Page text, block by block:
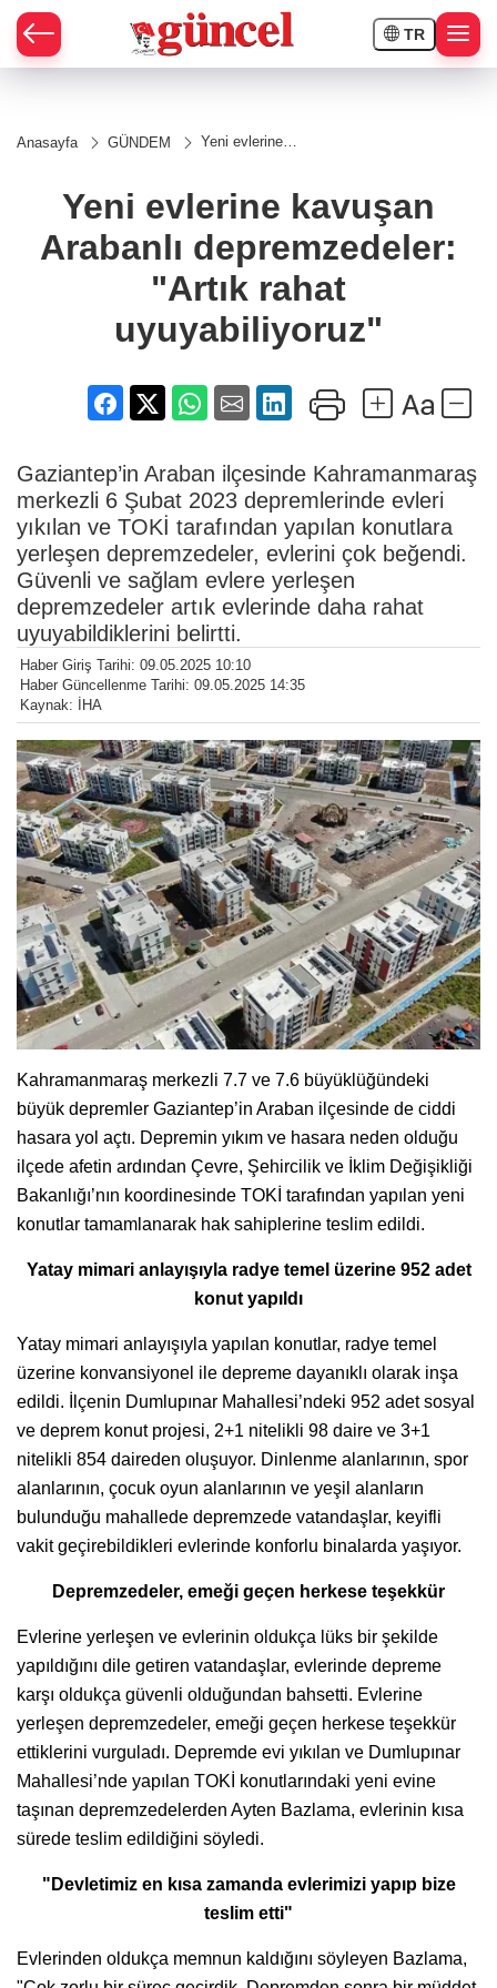
TR
Anasayfa GÜNDEM
Yeni evlerine
depremzedeler:
"Artık rahat
Yeni evlerine kavuşan
Arabanlı depremzedeler:
"Artık rahat
uyuyabiliyoruz"
Gaziantep’in Araban ilçesinde Kahramanmaraş
merkezli 6 Şubat 2023 depremlerinde evleri
yıkılan ve TOKİ tarafından yapılan konutlara
yerleşen depremzedeler, evlerini çok beğendi.
Güvenli ve sağlam evlere yerleşen
depremzedeler artık evlerinde daha rahat
uyuyabildiklerini belirtti.
Haber Giriş Tarihi: 09.05.2025 10:10
Haber Güncellenme Tarihi: 09.05.2025 14:35
Kaynak: İHA
Kahramanmaraş merkezli 7.7 ve 7.6 büyüklüğündeki
büyük depremler Gaziantep’in Araban ilçesinde de ciddi
hasara yol açtı. Depremin yıkım ve hasara neden olduğu
ilçede afetin ardından Çevre, Şehircilik ve İklim Değişikliği
Bakanlığı’nın koordinesinde TOKİ tarafından yapılan yeni
konutlar tamamlanarak hak sahiplerine teslim edildi.
Yatay mimari anlayışıyla radye temel üzerine 952 adet
konut yapıldı
Yatay mimari anlayışıyla yapılan konutlar, radye temel
üzerine konvansiyonel ile depreme dayanıklı olarak inşa
edildi. İlçenin Dumlupınar Mahallesi’ndeki 952 adet sosyal
ve deprem konut projesi, 2+1 nitelikli 98 daire ve 3+1
nitelikli 854 daireden oluşuyor. Dinlenme alanlarının, spor
alanlarının, çocuk oyun alanlarının ve yeşil alanların
bulunduğu mahallede depremzede vatandaşlar, keyifli
vakit geçirebildikleri evlerinde konforlu binalarda yaşıyor.
Depremzedeler, emeği geçen herkese teşekkür
Evlerine yerleşen ve evlerinin oldukça lüks bir şekilde
yapıldığını dile getiren vatandaşlar, evlerinde depreme
karşı oldukça güvenli olduğundan bahsetti. Evlerine
yerleşen depremzedeler, emeği geçen herkese teşekkür
ettiklerini vurguladı. Depremde evi yıkılan ve Dumlupınar
Mahallesi’nde yapılan TOKİ konutlarındaki yeni evine
taşınan depremzedelerden Ayten Bazlama, evlerinin kısa
sürede teslim edildiğini söyledi.
"Devletimiz en kısa zamanda evlerimizi yapıp bize
teslim etti"
Evlerinden oldukça memnun kaldığını söyleyen Bazlama,